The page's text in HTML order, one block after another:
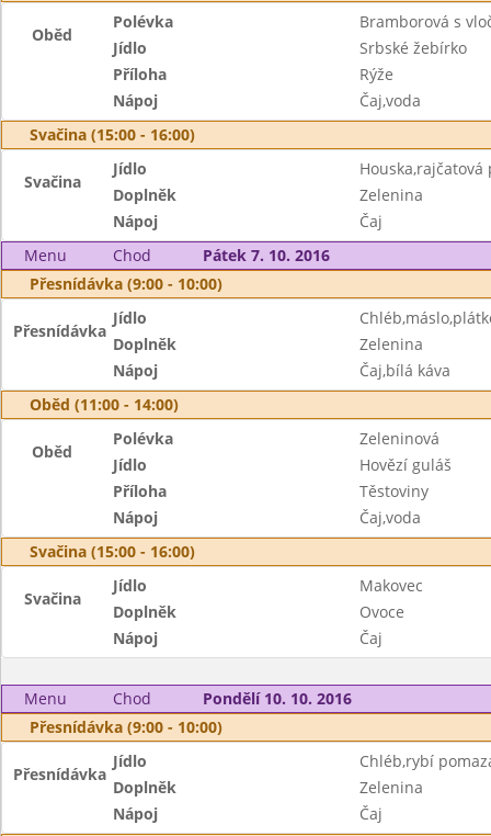
Oběd
Polévka
Bramborová s
Jídlo
Srbské žebírko
Příloha
Rýže
Nápoj
Čaj,voda
Svačina (15:00 - 16:00)
Svačina
Jídlo
Houska,rajčatová
Doplněk
Zelenina
Nápoj
Čaj
Menu
Chod
Pátek 7. 10. 2016
Přesnídávka (9:00 - 10:00)
Přesnídávka
Jídlo
Doplněk
Zelenina
Nápoj
Čaj,bílá káva
Oběd (11:00 - 14:00)
Oběd
Polévka
Zeleninová
Jídlo
Hovězí guláš
Příloha
Těstoviny
Nápoj
Čaj,voda
Svačina (15:00 - 16:00)
Svačina
Jídlo
Makovec
Doplněk
Ovoce
Nápoj
Čaj
Menu Chod
Pondělí 10. 10. 2016
Přesnídávka (9:00 - 10:00)
Přesnídávka
Jídlo
Chléb,rybí
Doplněk
Zelenina
Nápoj
Čaj